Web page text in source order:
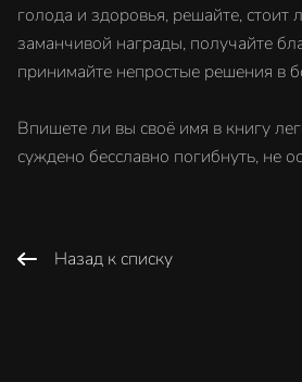
голода и здоровья, решайте, стоит
заманчивой награды, получайте
принимайте непростые решения в
Впишете ли вы своё имя в книгу
суждено бесславно погибнуть, не
Назад к списку